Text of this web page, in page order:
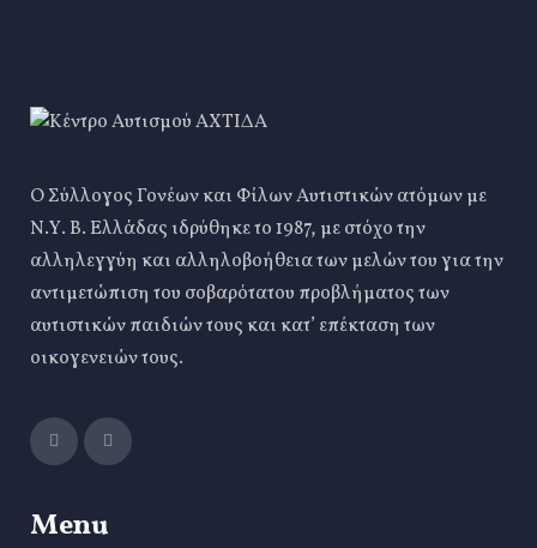
Ο Σύλλογος Γονέων και Φίλων Αυτιστικών ατόμων με
Ν.Υ. Β. Ελλάδας ιδρύθηκε το 1987, με στόχο την
αλληλεγγύη και αλληλοβοήθεια των μελών του για την
αντιμετώπιση του σοβαρότατου προβλήματος των
αυτιστικών παιδιών τους και κατ’ επέκταση των
οικογενειών τους.
Menu